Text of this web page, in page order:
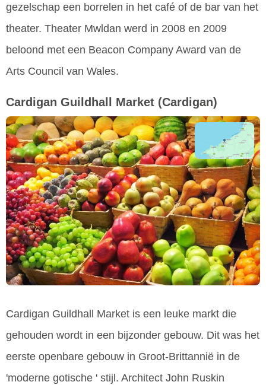
gezelschap een borrelen in het café of de bar van het
theater. Theater Mwldan werd in 2008 en 2009
beloond met een Beacon Company Award van de
Arts Council van Wales.
Cardigan Guildhall Market (Cardigan)
Cardigan Guildhall Market is een leuke markt die
gehouden wordt in een bijzonder gebouw. Dit was het
eerste openbare gebouw in Groot-Brittannië in de
'moderne gotische ' stijl. Architect John Ruskin